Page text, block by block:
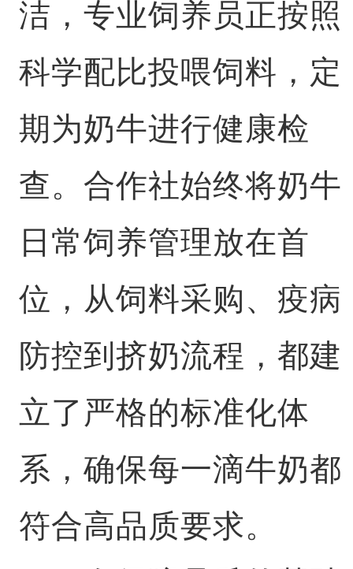
洁，专业饲养员正按照
科学配比投喂饲料，定
期为奶牛进行健康检
查。合作社始终将奶牛
日常饲养管理放在首
位，从饲料采购、疫病
防控到挤奶流程，都建
立了严格的标准化体
系，确保每一滴牛奶都
符合高品质要求。